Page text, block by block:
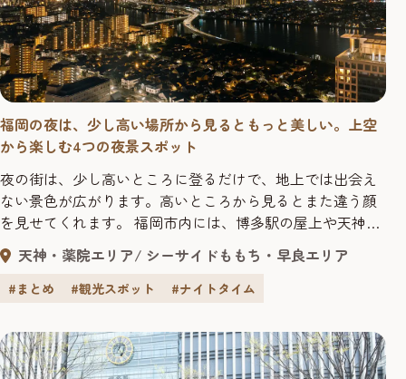
福岡の夜は、少し高い場所から見るともっと美しい。上空
から楽しむ4つの夜景スポット
夜の街は、少し高いところに登るだけで、地上では出会え
ない景色が広がります。高いところから見るとまた違う顔
を見せてくれます。 福岡市内には、博多駅の屋上や天神エ
リアの緑に囲まれた空間、港を見渡す展望タワー、街のシ
ンボルとして親しまれるタワーなど、少し高い場所から夜
景を楽しめるスポットが点在しています。 高さもロケー
は、福岡の夜をゆっくりと、静か...
天神・薬院エリア シーサイドももち・早良エリア
#まとめ #観光スポット #ナイトタイム